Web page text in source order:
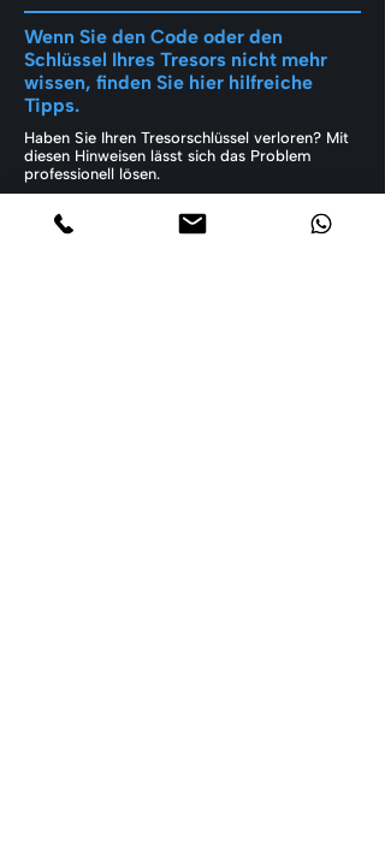
Wenn Sie den Code oder den
Schlüssel Ihres Tresors nicht mehr
wissen, finden Sie hier hilfreiche
Tipps.
Haben Sie Ihren Tresorschlüssel verloren? Mit
diesen Hinweisen lässt sich das Problem
professionell lösen.